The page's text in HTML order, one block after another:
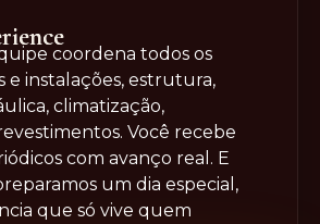
coordena todos os
e instalações, estrutura,
climatização,
Você recebe
com avanço real. E
um dia especial,
que só vive quem